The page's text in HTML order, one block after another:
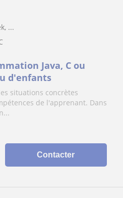
...
Java, C ou
d'enfants
situations concrètes
de l'apprenant. Dans
Contacter